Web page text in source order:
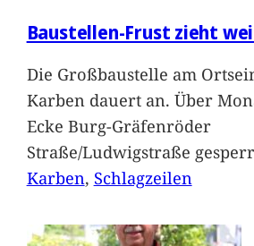
Baustellen-Frust zieht
Die Großbaustelle am
Karben dauert an. Über
Ecke Burg-Gräfenröder
Straße/Ludwigstraße
Karben, Schlagzeilen